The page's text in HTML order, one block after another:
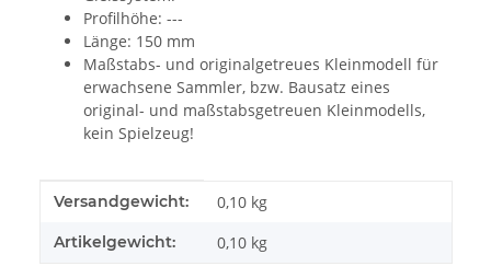
Profilhöhe: ---
Länge: 150 mm
Maßstabs- und originalgetreues Kleinmodell für
erwachsene Sammler, bzw. Bausatz eines
original- und maßstabsgetreuen Kleinmodells,
kein Spielzeug!
Produkteigenschaft
Wert
Versandgewicht: 0,10 kg
Artikelgewicht: 0,10 kg